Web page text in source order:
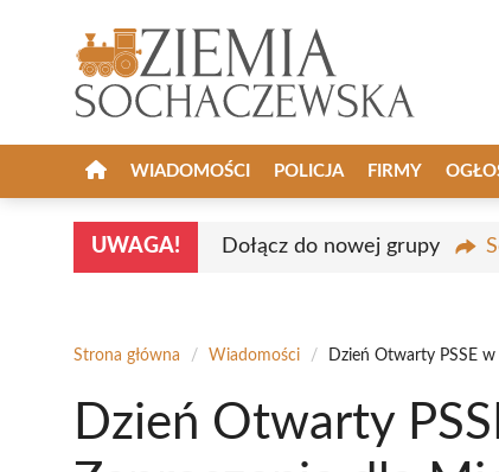
WIADOMOŚCI POLICJA FIRMY
UWAGA! Dołącz do nowej grupy
Strona główna / Wiadomości / Dzień Otwarty PSSE
Dzień Otwarty